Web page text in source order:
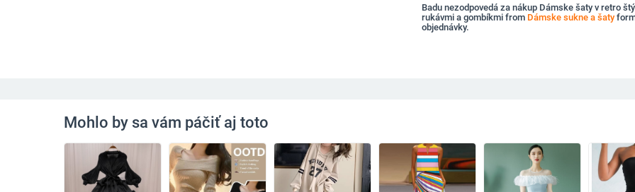
Badu nezodpovedá za nákup Dámske šaty v retro
rukávmi a gombíkmi from Dámske sukne a šaty
objednávky.
Mohlo by sa vám páčiť aj toto